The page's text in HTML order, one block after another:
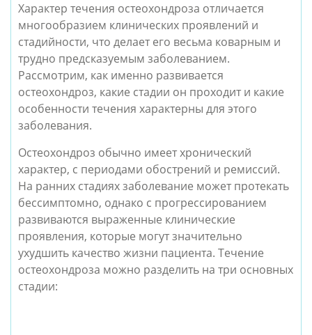
Характер течения остеохондроза отличается
многообразием клинических проявлений и
стадийности, что делает его весьма коварным и
трудно предсказуемым заболеванием.
Рассмотрим, как именно развивается
остеохондроз, какие стадии он проходит и какие
особенности течения характерны для этого
заболевания.
Остеохондроз обычно имеет хронический
характер, с периодами обострений и ремиссий.
На ранних стадиях заболевание может протекать
бессимптомно, однако с прогрессированием
развиваются выраженные клинические
проявления, которые могут значительно
ухудшить качество жизни пациента. Течение
остеохондроза можно разделить на три основных
стадии: